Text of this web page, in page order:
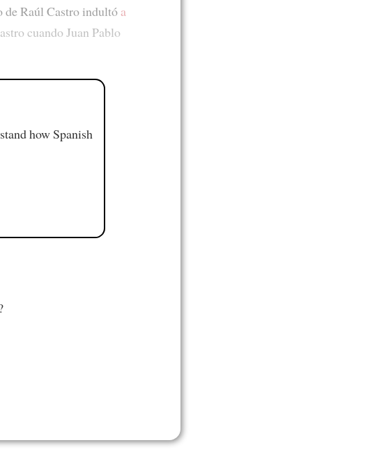
de Raúl Castro indultó a
cuando Juan Pablo
how Spanish